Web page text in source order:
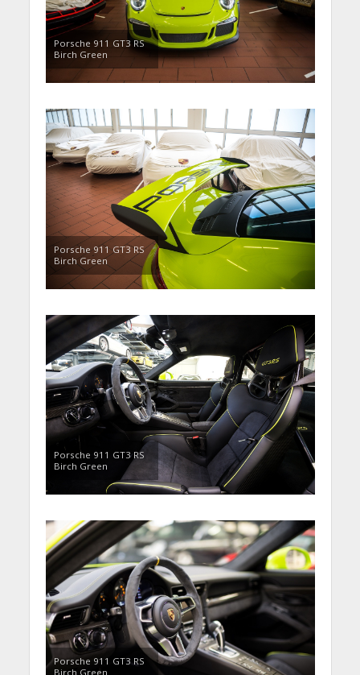
Porsche 911 GT3 RS
Birch Green
Porsche 911 GT3 RS
Birch Green
Porsche 911 GT3 RS
Birch Green
Porsche 911 GT3 RS
Birch Green